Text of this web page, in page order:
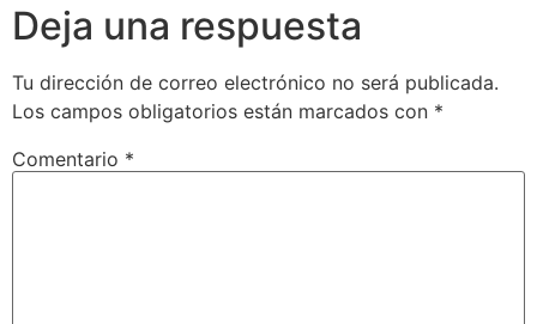
Deja una respuesta
Tu dirección de correo electrónico no será publicada.
Los campos obligatorios están marcados con *
Comentario *